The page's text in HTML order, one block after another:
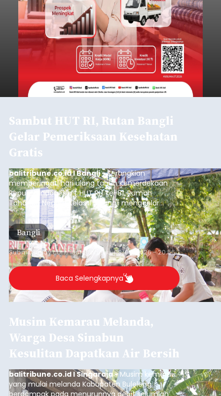
Sambut HUT RI, Rutan Bangli
Gelar Pemeriksaan Kesehatan
Gratis
balitribune.co.id I Bangli -Serangkian
memperingati hari ulang tahun Kemerdekaan
Republik Indonesia ( HUT RI) ke-81, Rumah
Tahanan Negara Kelas II B Bangli menggelar
kegiatan pemeriksaan kesehatan gratis, Rabu
(6/8/2026).
Bangli
Submitted bycontributor Thu, 08/06/2026 - 20:56
Baca Selengkapnya
Musim Kemarau Melanda,
Warga Desa Sinabun
Kesulitan Dapatkan Air Bersih
balitribune.co.id I Singaraja -Musim kemarau
yang mulai melanda Kabupaten Buleleng
berdampak pada menurunnya debit sejumlah